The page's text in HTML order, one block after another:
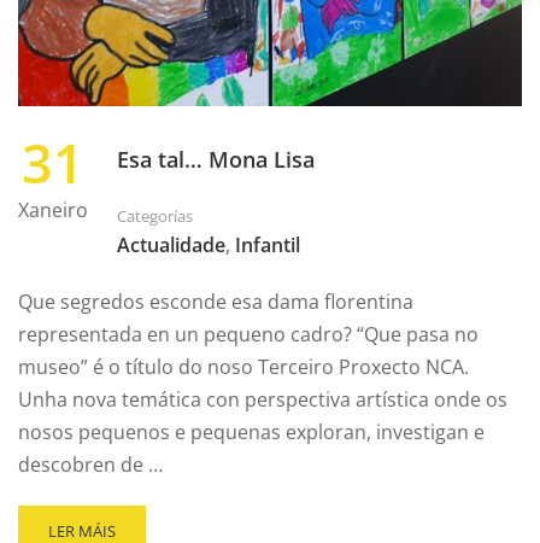
31
Xaneiro
Esa tal… Mona Lisa
Categorías
Actualidade, Infantil
Que segredos esconde esa dama florentina
representada en un pequeno cadro? “Que pasa no
museo” é o título do noso Terceiro Proxecto NCA.
Unha nova temática con perspectiva artística onde os
nosos pequenos e pequenas exploran, investigan e
descobren de …
LER MÁIS